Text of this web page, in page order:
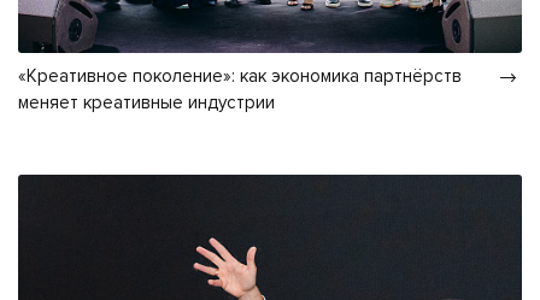
«Креативное поколение»: как экономика партнёрств
меняет креативные индустрии